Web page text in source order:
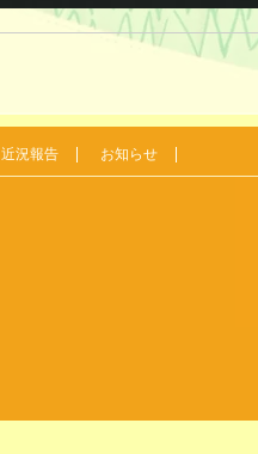
近況報告 お知らせ